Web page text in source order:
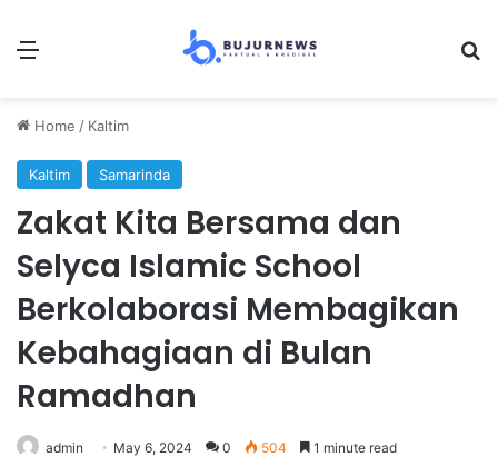
Menu
Home / Kaltim
Kaltim Samarinda
Zakat Kita Bersama dan
Selyca Islamic School
Berkolaborasi Membagikan
Kebahagiaan di Bulan
Ramadhan
admin May 6, 2024 0 504 1 minute read